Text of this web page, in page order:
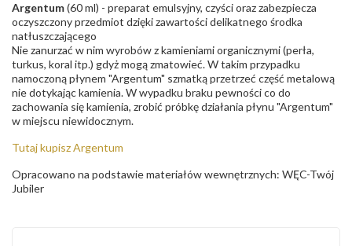
Argentum(60 ml) - preparat emulsyjny, czyści oraz zabezpiecza
oczyszczony przedmiot dzięki zawartości delikatnego środka
natłuszczającego
Nie zanurzać w nim wyrobów z kamieniami organicznymi (perła,
turkus, koral itp.) gdyż mogą zmatowieć. W takim przypadku
namoczoną płynem "Argentum" szmatką przetrzeć część metalową
nie dotykając kamienia. W wypadku braku pewności co do
zachowania się kamienia, zrobić próbkę działania płynu "Argentum"
w miejscu niewidocznym.
Tutaj kupisz Argentum
Opracowano na podstawie materiałów wewnętrznych: WĘC-Twój
Jubiler